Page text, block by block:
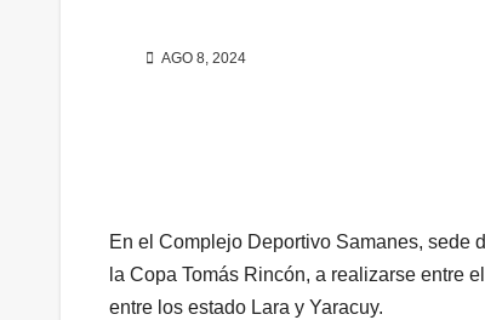
AGO 8, 2024
En el Complejo Deportivo Samanes, sede
la Copa Tomás Rincón, a realizarse entre
entre los estado Lara y Yaracuy.